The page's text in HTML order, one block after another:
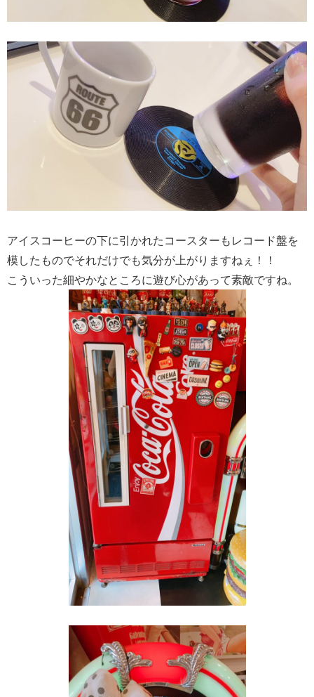
アイスコーヒーの下に引かれたコースターもレコード盤を
模したものでそれだけでも気分が上がりますねぇ！！
こういった細やかなところに遊び心があって素敵ですね。